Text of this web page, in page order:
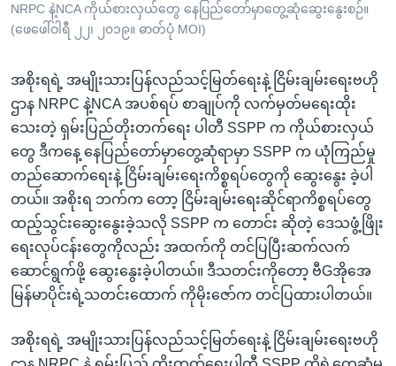
ကြည့်
ရန်
ရန်
နေရာ
သို့
ကျော်
ရန်
NRPC နဲ့NCA ကိုယ်စားလှယ်တွေ နေပြည်တော်မှာတွေ့ဆုံဆွေးနွေးစဉ်။
(ဖေဖေါ်ဝါရီ ၂၂၊ ၂၀၁၉။ ဓာတ်ပုံ MOI)
အစိုးရရဲ့ အမျိုးသားပြန်လည်သင့်မြတ်ရေးနဲ့ ငြိမ်းချမ်းရေးဗဟို
ဌာန NRPC နဲ့NCA အပစ်ရပ် စာချုပ်ကို လက်မှတ်မရေးထိုး
သေးတဲ့ ရှမ်းပြည်တိုးတက်ရေး ပါတီ SSPP က ကိုယ်စားလှယ်
တွေ ဒီကနေ့ နေပြည်တော်မှာတွေ့ဆုံရာမှာ SSPP က ယုံကြည်မှု
တည်ဆောက်ရေးနဲ့ ငြိမ်းချမ်းရေးကိစ္စရပ်တွေကို ဆွေးနွေး ခဲ့ပါ
တယ်။ အစိုးရ ဘက်က တော့ ငြိမ်းချမ်းရေးဆိုင်ရာကိစ္စရပ်တွေ
ထည့်သွင်းဆွေးနွေးခဲ့သလို SSPP က တောင်း ဆိုတဲ့ ဒေသဖွံ့ဖြိုး
ရေးလုပ်ငန်းတွေကိုလည်း အထက်ကို တင်ပြပြီးဆက်လက်
ဆောင်ရွက်ဖို့ ဆွေးနွေးခဲ့ပါတယ်။ ဒီသတင်းကိုတော့ ဗီGအိုအေ
မြန်မာပိုင်းရဲ့သတင်းထောက် ကိုမိုးဇော်က တင်ပြထားပါတယ်။
အစိုးရရဲ့ အမျိုးသားပြန်လည်သင့်မြတ်ရေးနဲ့ ငြိမ်းချမ်းရေးဗဟို